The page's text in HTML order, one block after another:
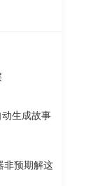
生成故事
非预期解这